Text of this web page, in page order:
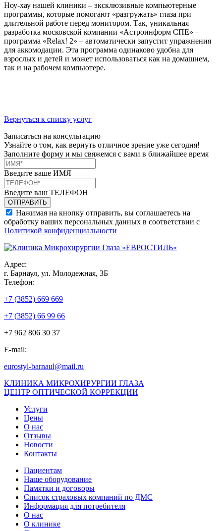
Ноу-хау нашей клиники – эксклюзивные компьютерные
программы, которые помогают «разгружать» глаза при
длительной работе перед монитором. Так, уникальная
разработка московской компании «Астроинформ СПЕ» –
программа «Relax! 2» – автоматически запустит упражнения
для аккомодации. Эта программа одинаково удобна для
взрослых и детей и может использоваться как на домашнем,
так и на рабочем компьютере.
Вернуться к списку услуг
Записаться на консультацию
Узнайте о том, как вернуть отличное зрение уже сегодня!
Заполните форму и мы свяжемся с вами в ближайшее время
Введите ваше ИМЯ
Введите ваш ТЕЛЕФОН
Нажимая на кнопку отправить, вы соглашаетесь на
обработку ваших персональных данных в соответствии с
Политикой конфиденциальности
Адрес:
г. Барнаул, ул. Молодежная, 3Б
Телефон:
+7 (3852) 669 669
+7 (3852) 66 99 66
+7 962 806 30 37
E-mail:
eurostyl-barnaul@mail.ru
КЛИНИКА МИКРОХИРУРГИИ ГЛАЗА
ЦЕНТР ОПТИЧЕСКОЙ КОРРЕКЦИИ
Услуги
Цены
О нас
Отзывы
Новости
Контакты
Пациентам
Наше оборудование
Памятки и договоры
Список страховых компаний по ДМС
Информация для потребителя
О нас
О клинике